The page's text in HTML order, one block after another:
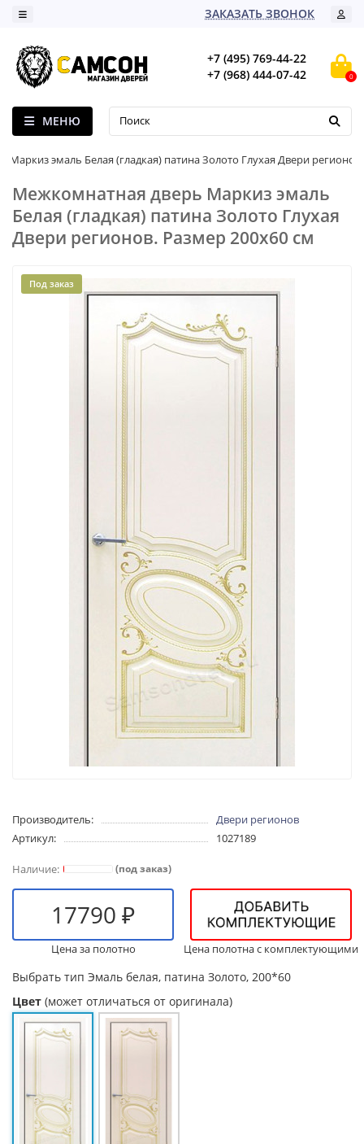
ЗАКАЗАТЬ ЗВОНОК
+7 (495) 769-44-22
+7 (968) 444-07-42
0
МЕНЮ
Маркиз эмаль Белая (гладкая) патина Золото Глухая Двери регионов
Межкомнатная дверь Маркиз эмаль
Белая (гладкая) патина Золото Глухая
Двери регионов. Размер 200x60 см
Под заказ
Производитель:
Двери регионов
Артикул:
1027189
(под заказ)
17790 ₽
Цена за полотно Цена полотна с комплектующими
Выбрать тип Эмаль белая, патина Золото, 200*60
Цвет (может отличаться от оригинала)